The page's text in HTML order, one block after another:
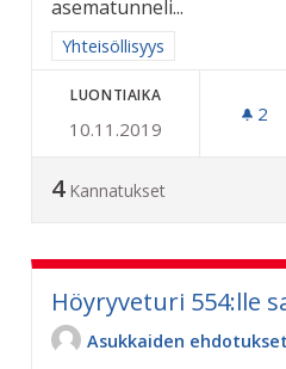
asematunneli...
Rajaa tulokset aihepiirin
Yhteisöllisyys
LUONTIAIKA
10.11.2019
2
4 Kannatukset
Höyryveturi 554:lle
Asukkaiden ehdotukset